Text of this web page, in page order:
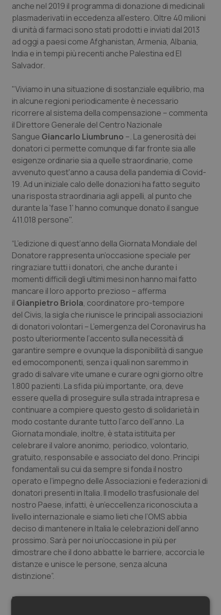
Oncologia & Nutrizione
Psoriasi & pelle
Quotidiano Cardiologia
Quotidiano Chirurgia
Quotidiano Oncologia
Quotidiano Pediatria
Rene & patologie urogenitali
Salute orale & impianti
Sangue & coagulazione
Tiroide
Tumore al seno
Tumore ovarico
Tumori del Polmone & Testa Collo
Tumori gastrointestinali
Ulcera & Reflusso
Vaccini
anche nel 2019 il programma di donazione di medicinali
plasmaderivati in eccedenza all’estero. Oltre 40 milioni
di unità di farmaci sono stati prodotti e inviati dal 2013
ad oggi a paesi come Afghanistan, Armenia, Albania,
India e in tempi più recenti anche Palestina ed El
Salvador.
"Viviamo in una situazione di sostanziale equilibrio, ma
in alcune regioni periodicamente è necessario
ricorrere al sistema della compensazione – commenta
il Direttore Generale del Centro Nazionale
Sangue Giancarlo Liumbruno –. La generosità dei
donatori ci permette comunque di far fronte sia alle
esigenze ordinarie sia a quelle straordinarie, come
avvenuto quest'anno a causa della pandemia di Covid-
19. Ad un iniziale calo delle donazioni ha fatto seguito
una risposta straordinaria agli appelli, al punto che
durante la 'fase 1' hanno comunque donato il sangue
411.018 persone".
“L’edizione di quest’anno della Giornata Mondiale del
Donatore rappresenta un’occasione speciale per
ringraziare tutti i donatori, che anche durante i
momenti difficili degli ultimi mesi non hanno mai fatto
mancare il loro apporto prezioso – afferma
il Gianpietro Briola, coordinatore pro-tempore
del Civis, la sigla che riunisce le principali associazioni
di donatori volontari – L’emergenza del Coronavirus ha
posto ulteriormente l’accento sulla necessità di
garantire sempre e ovunque la disponibilità di sangue
ed emocomponenti, senza i quali non saremmo in
grado di salvare vite umane e curare ogni giorno oltre
1.800 pazienti. La sfida più importante, ora, deve
essere quella di proseguire sulla strada intrapresa e
continuare a compiere questo gesto di solidarietà in
modo costante durante tutto l’arco dell’anno. La
Giornata mondiale, inoltre, è stata istituita per
celebrare il valore anonimo, periodico, volontario,
gratuito, responsabile e associato del dono. Principi
fondamentali su cui da sempre si fonda il nostro
operato e l’impegno delle Associazioni e federazioni di
donatori presenti in Italia. Il modello trasfusionale del
nostro Paese, infatti, è un’eccellenza riconosciuta a
livello internazionale e siamo lieti che l’OMS abbia
deciso di mantenere in Italia le celebrazioni dell’anno
prossimo. Sarà per noi un’occasione in più per
dimostrare che il dono abbatte le barriere, accorcia le
distanze e unisce le persone, senza alcuna
distinzione”.
Focus: i dati regionali